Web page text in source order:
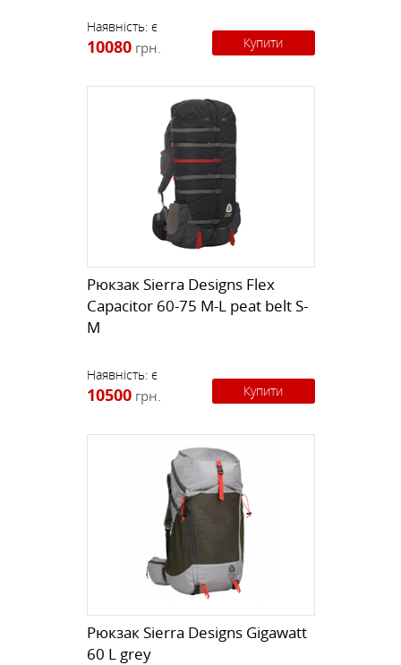
Наявність: є
10080 грн. Купити
Рюкзак Sierra Designs Flex
Capacitor 60-75 M-L peat belt S-
M
Наявність: є
10500 грн. Купити
Рюкзак Sierra Designs Gigawatt
60 L grey